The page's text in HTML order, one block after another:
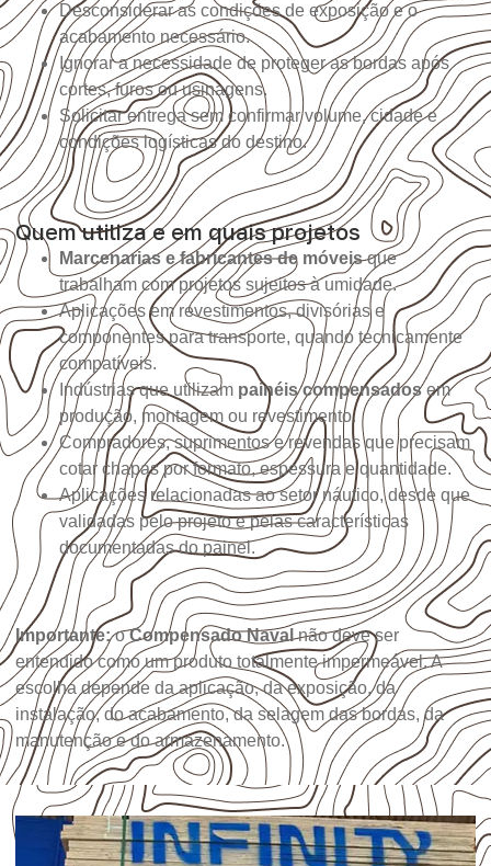
Desconsiderar as condições de exposição e o
acabamento necessário.
Ignorar a necessidade de proteger as bordas após
cortes, furos ou usinagens.
Solicitar entrega sem confirmar volume, cidade e
condições logísticas do destino.
Quem utiliza e em quais projetos
Marcenarias e fabricantes de móveisque
trabalham com projetos sujeitos à umidade.
Aplicações em revestimentos, divisórias e
componentes para transporte, quando tecnicamente
compatíveis.
Indústrias que utilizam painéis compensadosem
produção, montagem ou revestimento.
Compradores, suprimentos e revendas que precisam
cotar chapas por formato, espessura e quantidade.
Aplicações relacionadas ao setor náutico, desde que
validadas pelo projeto e pelas características
documentadas do painel.
Importante:oCompensado Navalnão deve ser
entendido como um produto totalmente impermeável. A
escolha depende da aplicação, da exposição, da
instalação, do acabamento, da selagem das bordas, da
manutenção e do armazenamento.